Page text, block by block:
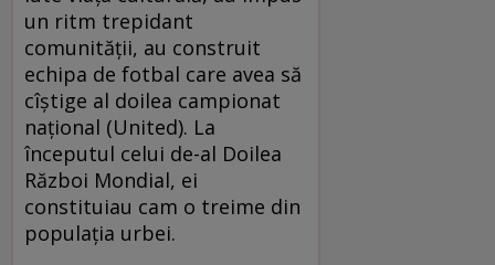
un ritm trepidant
comunității, au construit
echipa de fotbal care avea să
cîștige al doilea campionat
național (United). La
începutul celui de-al Doilea
Război Mondial, ei
constituiau cam o treime din
populația urbei.